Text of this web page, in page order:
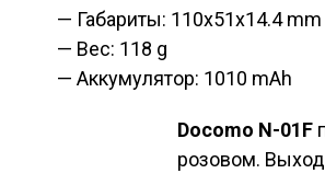
— Габариты: 110x51x14.4 mm
— Вес: 118 g
— Аккумулятор: 1010 mAh
Docomo N-01F
розовом. Выход